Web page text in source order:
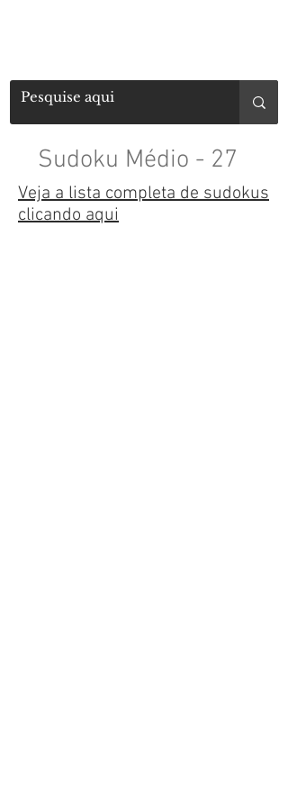
Sudoku Médio - 27
Veja a lista completa de sudokus
clicando aqui